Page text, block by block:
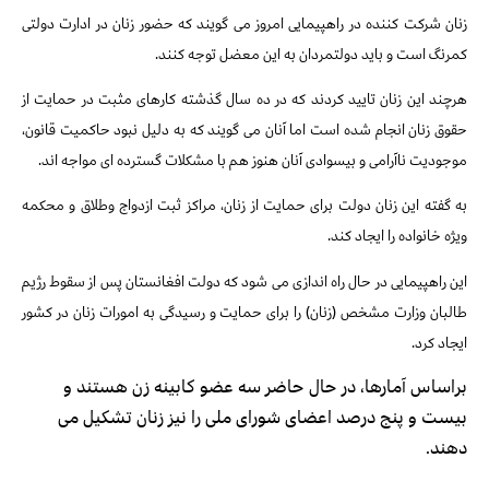
زنان شرکت کننده در راهپیمایی امروز می گویند که حضور زنان در ادارت دولتی
کمرنگ است و باید دولتمردان به این معضل توجه کنند.
هرچند این زنان تایید کردند که در ده سال گذشته کارهای مثبت در حمایت از
حقوق زنان انجام شده است اما آنان می گویند که به دلیل نبود حاکمیت قانون،
موجودیت ناآرامی و بیسوادی آنان هنوز هم با مشکلات گسترده ای مواجه اند.
به گفته این زنان دولت برای حمایت از زنان، مراکز ثبت ازدواج وطلاق و محکمه
ویژه خانواده را ایجاد کند.
این راهپیمایی در حال راه اندازی می شود که دولت افغانستان پس از سقوط رژیم
طالبان وزارت مشخص (زنان) را برای حمایت و رسیدگی به امورات زنان در کشور
ایجاد کرد.
براساس آمارها، در حال حاضر سه عضو کابینه زن هستند و
بیست و پنج درصد اعضای شورای ملی را نیز زنان تشکیل می
دهند.